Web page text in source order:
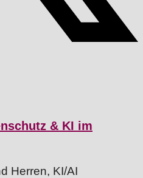
& KI im
Herren, KI/AI